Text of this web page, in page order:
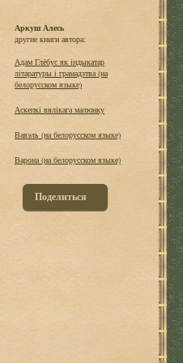
Аркуш Алесь
другие книги автора:
Адам Глёбус як iндыкатар
лiтаратуры i грамадзтва (на
белорусском языке)
Аскепкі вялікага малюнку
Вавэль (на белорусском языке)
Варона (на белорусском языке)
Поделиться